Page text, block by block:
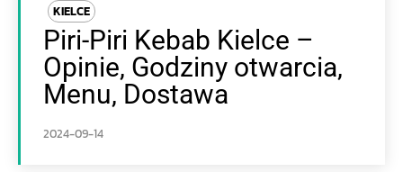
KIELCE
Piri-Piri Kebab Kielce –
Opinie, Godziny otwarcia,
Menu, Dostawa
2024-09-14